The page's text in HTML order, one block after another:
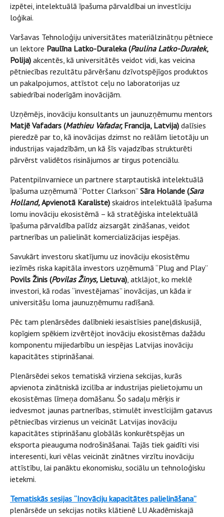
izpētei, intelektuālā īpašuma pārvaldībai un investīciju
loģikai.
Varšavas Tehnoloģiju universitātes materiālzinātņu pētniece
un lektore Paulīna Latko-Duraleka (Paulina Latko-Durałek,
Polija) akcentēs, kā universitātēs veidot vidi, kas veicina
pētniecības rezultātu pārvēršanu dzīvotspējīgos produktos
un pakalpojumos, attīstot ceļu no laboratorijas uz
sabiedrībai noderīgām inovācijām.
Uzņēmējs, inovāciju konsultants un jaunuzņēmumu mentors
Matjē Vafadars (Mathieu Vafadar, Francija, Latvija) dalīsies
pieredzē par to, kā inovācijas dzimst no reālām lietotāju un
industrijas vajadzībām, un kā šīs vajadzības strukturēti
pārvērst validētos risinājumos ar tirgus potenciālu.
Patentpilnvarniece un partnere starptautiskā intelektuālā
īpašuma uzņēmumā “Potter Clarkson” Sāra Holande (Sara
Holland,Apvienotā Karaliste) skaidros intelektuālā īpašuma
lomu inovāciju ekosistēmā – kā stratēģiska intelektuālā
īpašuma pārvaldība palīdz aizsargāt zināšanas, veidot
partnerības un palielināt komercializācijas iespējas.
Savukārt investoru skatījumu uz inovāciju ekosistēmu
iezīmēs riska kapitāla investors uzņēmumā “Plug and Play”
Povils Žinis (Povilas Žinys, Lietuva) , atklājot, ko meklē
investori, kā rodas “investējamas” inovācijas, un kāda ir
universitāšu loma jaunuzņēmumu radīšanā.
Pēc tam plenārsēdes dalībnieki iesaistīsies paneļdiskusijā,
kopīgiem spēkiem izvērtējot inovāciju ekosistēmas dažādu
komponentu mijiedarbību un iespējas Latvijas inovāciju
kapacitātes stiprināšanai.
Plenārsēdei sekos tematiskā virziena sekcijas, kurās
apvienota zinātniskā izcilība ar industrijas pielietojumu un
ekosistēmas līmeņa domāšanu. Šo sadaļu mērķis ir
iedvesmot jaunas partnerības, stimulēt investīcijām gatavus
pētniecības virzienus un veicināt Latvijas inovāciju
kapacitātes stiprināšanu globālās konkurētspējas un
eksporta pieauguma nodrošināšanai. Tajās tiek gaidīti visi
interesenti, kuri vēlas veicināt zinātnes virzītu inovāciju
attīstību, lai panāktu ekonomisku, sociālu un tehnoloģisku
ietekmi.
Tematiskās sesijas “Inovāciju kapacitātes palielināšana”
plenārsēde un sekcijas notiks klātienē LU Akadēmiskajā